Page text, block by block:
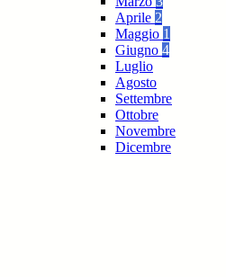
Aprile 2
Maggio 1
Giugno 4
Luglio
Agosto
Settembre
Ottobre
Novembre
Dicembre